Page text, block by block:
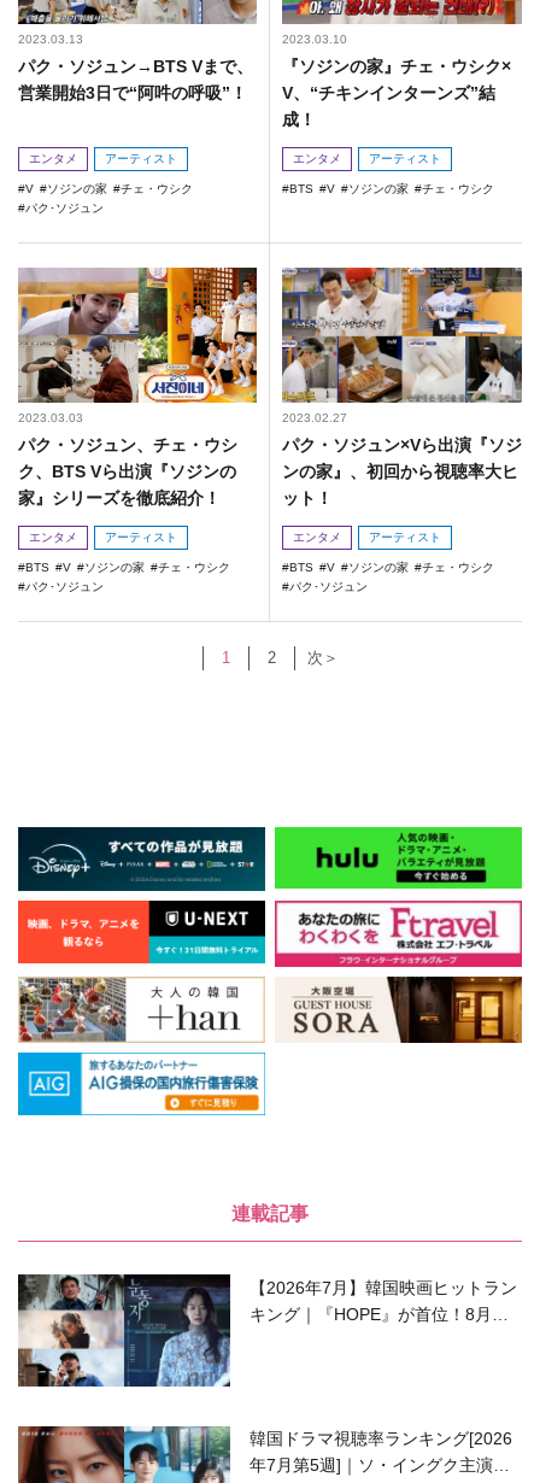
2023.03.13
パク・ソジュン→BTS Vまで、
営業開始3日で“阿吽の呼吸”！
エンタメ アーティスト
V ソジンの家
チェ・ウシク
パク･ソジュン
2023.03.10
『ソジンの家』チェ・ウシク×
V、“チキンインターンズ”結
成！
エンタメ アーティスト
BTS V ソジンの家 チェ・ウシク
2023.03.03
パク・ソジュン、チェ・ウシ
ク、BTS Vら出演『ソジンの
家』シリーズを徹底紹介！
エンタメ アーティスト
BTS V ソジンの家
チェ・ウシク
パク･ソジュン
2023.02.27
パク・ソジュン×Vら出演『ソジ
ンの家』、初回から視聴率大ヒ
ット！
エンタメ アーティスト
BTS V ソジンの家
チェ・ウシク
パク･ソジュン
1 2 次＞
連載記事
【2026年7月】韓国映画ヒットラン
キング｜『HOPE』が首位！8月公
韓国ドラマ視聴率ランキング[2026
年7月第5週]｜ソ・イングク主演の